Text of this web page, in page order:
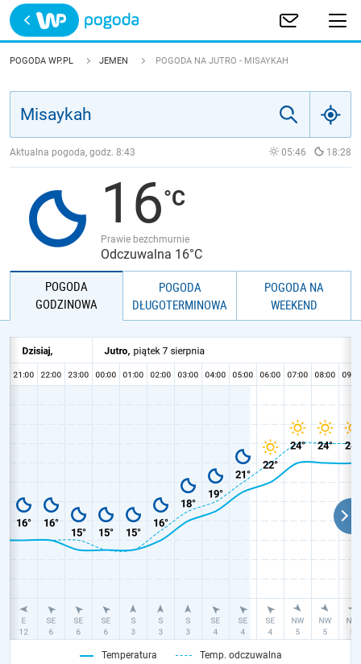
Trwa ładowanie
POLSKA
JAKOŚĆ POWIETRZA
POGODA WP.PL JEMEN POGODA NA JUTRO - MISAYKAH
Aktualna pogoda, godz. 8:43 05:46 18:28
16
Prawie bezchmurnie
Odczuwalna 16°C
POGODA
GODZINOWA
POGODA
DŁUGOTERMINOWA
POGODA NA
WEEKEND
Temperatura Temp. odczuwalna